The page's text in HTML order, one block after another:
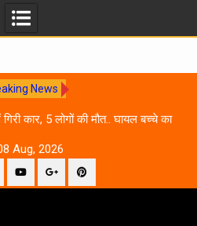
News
गिरी कार, 5 लोगों की मौत.. घायल बच्चे का
Aug, 2026